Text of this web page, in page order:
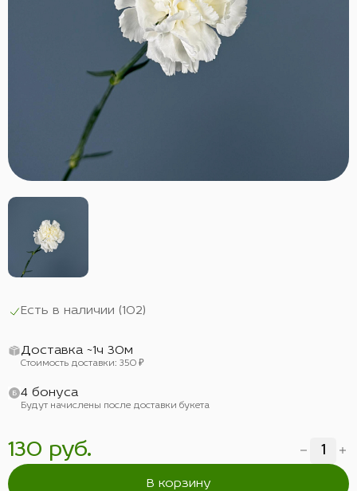
Есть в наличии (102)
Доставка ~1ч 30м
Стоимость доставки: 350 ₽
4 бонуса
Будут начислены после доставки букета
130 руб.
В корзину